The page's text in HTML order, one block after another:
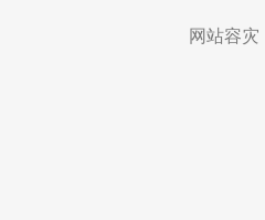
网站容灾